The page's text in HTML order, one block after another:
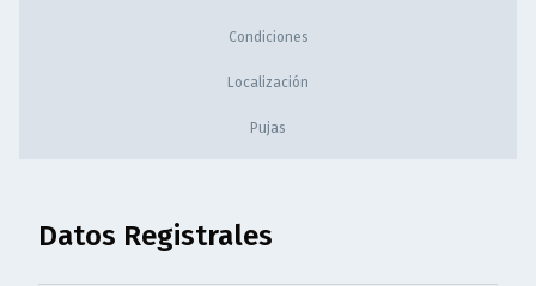
Condiciones
Localización
Pujas
Datos Registrales